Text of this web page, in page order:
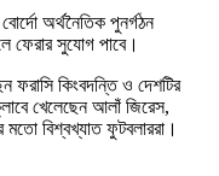
অর্থনৈতিক পুনর্গঠন
ফেরার সুযোগ পাবে।
ফরাসি কিংবদন্তি ও দেশটির
খেলেছেন আলাঁ জিরেস,
মতো বিশ্বখ্যাত ফুটবলাররা।